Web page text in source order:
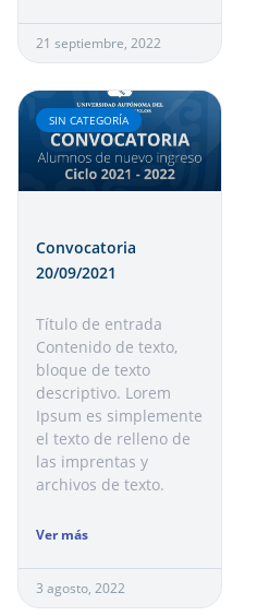
21 septiembre, 2022
SIN CATEGORÍA
Convocatoria
20/09/2021
Título de entrada
Contenido de texto,
bloque de texto
descriptivo. Lorem
Ipsum es simplemente
el texto de relleno de
las imprentas y
archivos de texto.
Ver más
3 agosto, 2022